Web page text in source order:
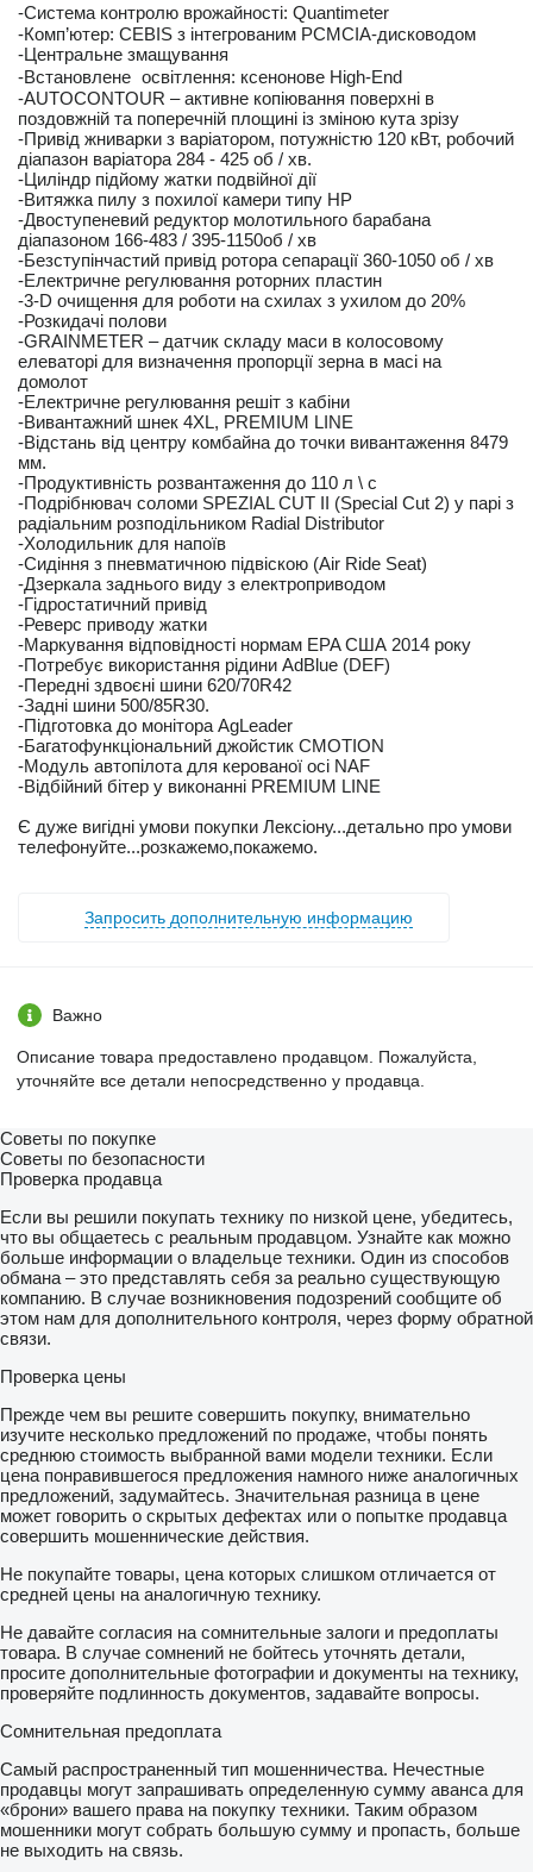
-Система контролю врожайності: Quantimeter
-Комп’ютер: CEBIS з інтегрованим PCMCIA-дисководом
-Центральне змащування
-Встановлене освітлення: ксенонове High-End
-AUTOCONTOUR – активне копіювання поверхні в
поздовжній та поперечній площині із зміною кута зрізу
-Привід жниварки з варіатором, потужністю 120 кВт, робочий
діапазон варіатора 284 - 425 об / хв.
-Циліндр підйому жатки подвійної дії
-Витяжка пилу з похилої камери типу HP
-Двоступеневий редуктор молотильного барабана
діапазоном 166-483 / 395-1150об / хв
-Безступінчастий привід ротора сепарації 360-1050 об / хв
-Електричне регулювання роторних пластин
-3-D очищення для роботи на схилах з ухилом до 20%
-Розкидачі полови
-GRAINMETER – датчик складу маси в колосовому
елеваторі для визначення пропорції зерна в масі на
домолот
-Електричне регулювання решіт з кабіни
-Вивантажний шнек 4XL, PREMIUM LINE
-Відстань від центру комбайна до точки вивантаження 8479
мм.
-Продуктивність розвантаження до 110 л \ с
-Подрібнювач соломи SPEZIAL CUT II (Special Cut 2) у парі з
радіальним розподільником Radial Distributor
-Холодильник для напоїв
-Сидіння з пневматичною підвіскою (Air Ride Seat)
-Дзеркала заднього виду з електроприводом
-Гідростатичний привід
-Реверс приводу жатки
-Маркування відповідності нормам EPA США 2014 року
-Потребує використання рідини AdBlue (DEF)
-Передні здвоєні шини 620/70R42
-Задні шини 500/85R30.
-Підготовка до монітора AgLeader
-Багатофункціональний джойстик CMOTION
-Модуль автопілота для керованої осі NAF
-Відбійний бітер у виконанні PREMIUM LINE
Є дуже вигідні умови покупки Лексіону...детально про умови
телефонуйте...розкажемо,покажемо.
Запросить дополнительную информацию
Важно
Описание товара предоставлено продавцом. Пожалуйста,
уточняйте все детали непосредственно у продавца.
Советы по покупке
Советы по безопасности
Проверка продавца
Если вы решили покупать технику по низкой цене, убедитесь,
что вы общаетесь с реальным продавцом. Узнайте как можно
больше информации о владельце техники. Один из способов
обмана – это представлять себя за реально существующую
компанию. В случае возникновения подозрений сообщите об
этом нам для дополнительного контроля, через форму обратной
связи.
Проверка цены
Прежде чем вы решите совершить покупку, внимательно
изучите несколько предложений по продаже, чтобы понять
среднюю стоимость выбранной вами модели техники. Если
цена понравившегося предложения намного ниже аналогичных
предложений, задумайтесь. Значительная разница в цене
может говорить о скрытых дефектах или о попытке продавца
совершить мошеннические действия.
Не покупайте товары, цена которых слишком отличается от
средней цены на аналогичную технику.
Не давайте согласия на сомнительные залоги и предоплаты
товара. В случае сомнений не бойтесь уточнять детали,
просите дополнительные фотографии и документы на технику,
проверяйте подлинность документов, задавайте вопросы.
Сомнительная предоплата
Самый распространенный тип мошенничества. Нечестные
продавцы могут запрашивать определенную сумму аванса для
«брони» вашего права на покупку техники. Таким образом
мошенники могут собрать большую сумму и пропасть, больше
не выходить на связь.